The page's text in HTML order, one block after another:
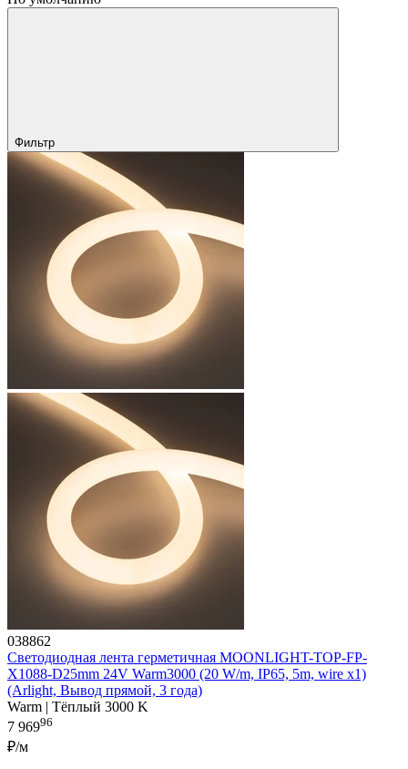
Фильтр
038862
Светодиодная лента герметичная MOONLIGHT-TOP-FP-
X1088-D25mm 24V Warm3000 (20 W/m, IP65, 5m, wire x1)
(Arlight, Вывод прямой, 3 года)
Warm | Тёплый 3000 K
7 96996
₽/м